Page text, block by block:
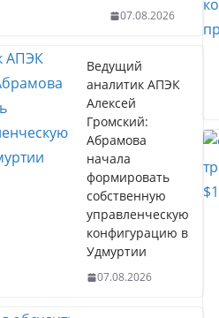
07.08.2026
Ведущий
аналитик АПЭК
Алексей
Громский:
Абрамова
начала
формировать
собственную
управленческую
конфигурацию в
Удмуртии
07.08.2026